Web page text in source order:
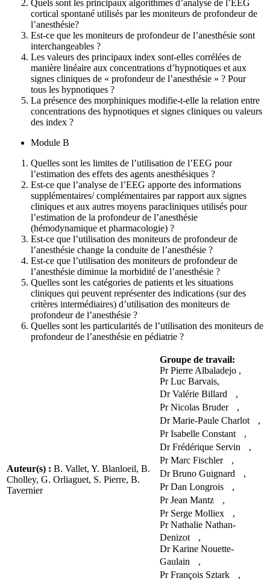
Quels sont les principaux algorithmes d’analyse de l’EEG
cortical spontané utilisés par les moniteurs de profondeur de
l’anesthésie?
Est-ce que les moniteurs de profondeur de l’anesthésie sont
interchangeables ?
Les valeurs des principaux index sont-elles corrélées de
manière linéaire aux concentrations d’hypnotiques et aux
signes cliniques de « profondeur de l’anesthésie » ? Pour
tous les hypnotiques ?
La présence des morphiniques modifie-t-elle la relation entre
concentrations des hypnotiques et signes cliniques ou valeurs
des index ?
Module B
Quelles sont les limites de l’utilisation de l’EEG pour
l’estimation des effets des agents anesthésiques ?
Est-ce que l’analyse de l’EEG apporte des informations
supplémentaires/ complémentaires par rapport aux signes
cliniques et aux autres moyens paracliniques utilisés pour
l’estimation de la profondeur de l’anesthésie
(hémodynamique et pharmacologie) ?
Est-ce que l’utilisation des moniteurs de profondeur de
l’anesthésie change la conduite de l’anesthésie ?
Est-ce que l’utilisation des moniteurs de profondeur de
l’anesthésie diminue la morbidité de l’anesthésie ?
Quelles sont les catégories de patients et les situations
cliniques qui peuvent représenter des indications (sur des
critères intermédiaires) d’utilisation des moniteurs de
profondeur de l’anesthésie ?
Quelles sont les particularités de l’utilisation des moniteurs de
profondeur de l’anesthésie en pédiatrie ?
Auteur(s) : B. Vallet, Y. Blanloeil, B.
Cholley, G. Orliaguet, S. Pierre, B.
Tavernier
Groupe de travail:
Pr Pierre Albaladejo ,
Pr Luc Barvais,
Dr Valérie Billard ,
Pr Nicolas Bruder ,
Dr Marie-Paule Charlot ,
Pr Isabelle Constant ,
Dr Frédérique Servin ,
Pr Marc Fischler ,
Dr Bruno Guignard ,
Pr Dan Longrois ,
Pr Jean Mantz ,
Pr Serge Molliex ,
Pr Nathalie Nathan-
Denizot ,
Dr Karine Nouette-
Gaulain ,
Pr François Sztark ,